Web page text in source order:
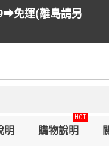
免運(離島請另
明 購物說明
HOT